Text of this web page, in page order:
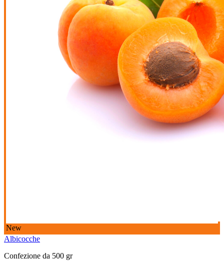
New
Albicocche
Confezione da 500 gr